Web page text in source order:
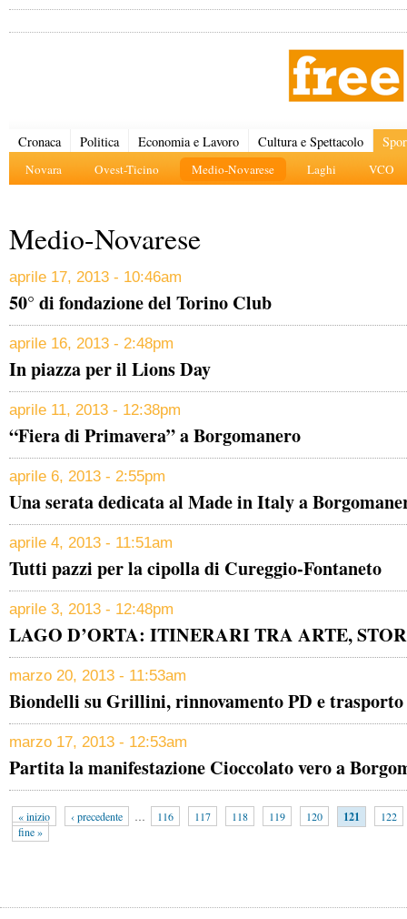
Cronaca Politica Economia e Lavoro Cultura e Spettacolo
Novara Ovest-Ticino Medio-Novarese Laghi VCO
Medio-Novarese
aprile 17, 2013 - 10:46am
50° di fondazione del Torino Club
aprile 16, 2013 - 2:48pm
In piazza per il Lions Day
aprile 11, 2013 - 12:38pm
“Fiera di Primavera” a Borgomanero
aprile 6, 2013 - 2:55pm
Una serata dedicata al Made in Italy a
aprile 4, 2013 - 11:51am
Tutti pazzi per la cipolla di Cureggio-Fontaneto
aprile 3, 2013 - 12:48pm
LAGO D’ORTA: ITINERARI TRA ARTE,
marzo 20, 2013 - 11:53am
Biondelli su Grillini, rinnovamento PD e
marzo 17, 2013 - 12:53am
Partita la manifestazione Cioccolato vero a
« inizio ‹ precedente … 116 117 118 119 120 121
122
fine »